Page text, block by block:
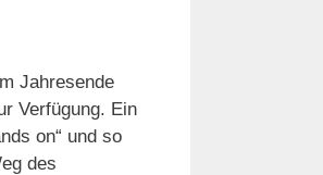
Jahresende
Verfügung. Ein
on“ und so
des